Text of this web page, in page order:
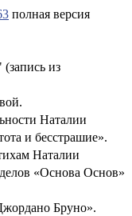
полная версия
из
Наталии
и бесстрашие».
Наталии
«Основа Основ»
Бруно».